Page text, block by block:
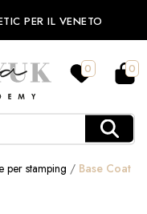
PER IL VENETO
0 0
per stamping / Base Coat